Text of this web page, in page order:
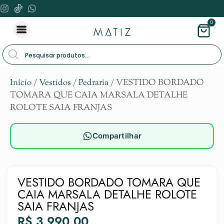
0
Início/Vestidos /Pedraria/ VESTIDO BORDADO
TOMARA QUE CAIA MARSALA DETALHE
ROLOTE SAIA FRANJAS
Compartilhar
VESTIDO BORDADO TOMARA QUE
CAIA MARSALA DETALHE ROLOTE
SAIA FRANJAS